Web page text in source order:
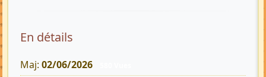
En détails
Maj: 02/06/2026